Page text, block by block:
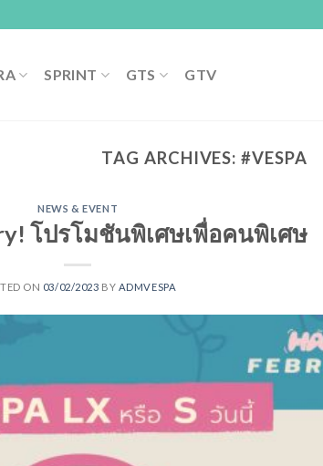
SPRINT GTS GTV
TAG ARCHIVES:#VESPA
NEWS & EVENT
โปรโมชันพิเศษเพื่อคนพิเศษ
ON 03/02/2023 BY ADMVESPA